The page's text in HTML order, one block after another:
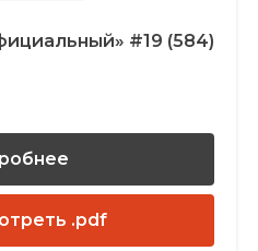
#19 (584)
.pdf